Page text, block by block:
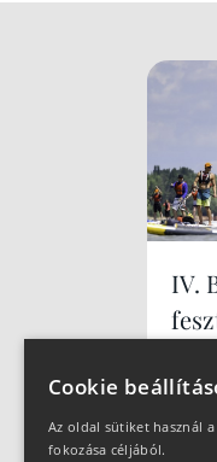
IV.
Cookie
Az oldal sütiket használ
fokozása céljából.